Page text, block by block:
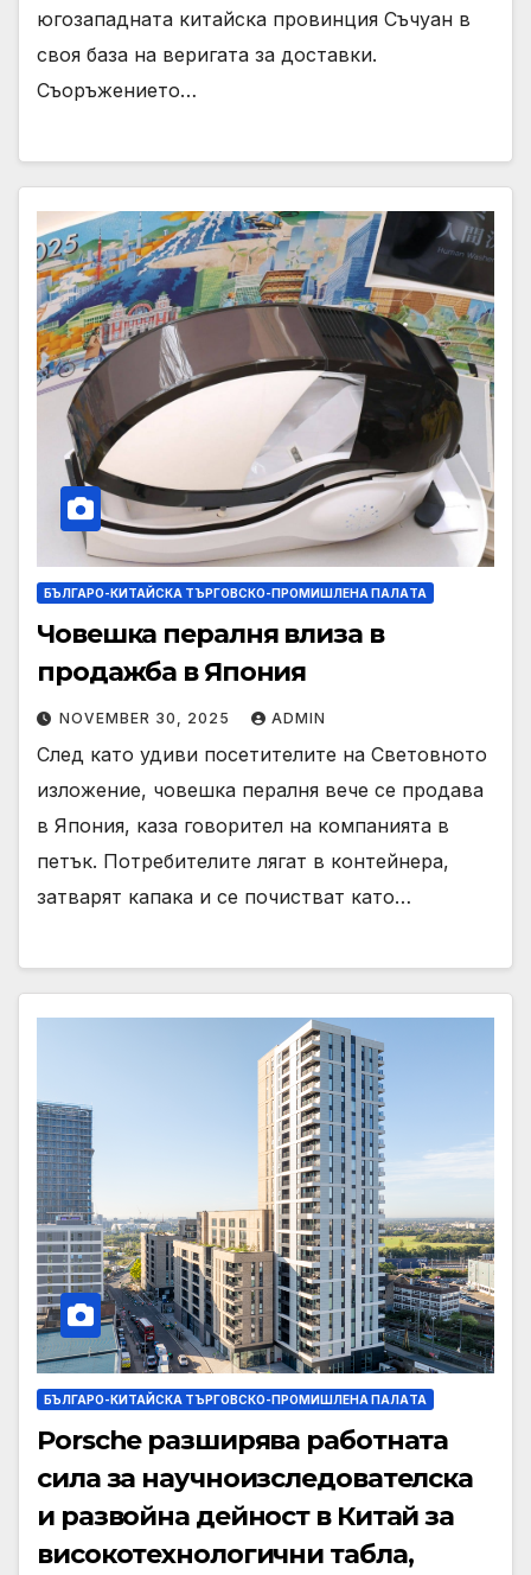
югозападната китайска провинция Съчуан в
своя база на веригата за доставки.
Съоръжението…
БЪЛГАРО-КИТАЙСКА ТЪРГОВСКО-ПРОМИШЛЕНА ПАЛAТА
Човешка пералня влиза в
продажба в Япония
NOVEMBER 30, 2025 ADMIN
След като удиви посетителите на Световното
изложение, човешка пералня вече се продава
в Япония, каза говорител на компанията в
петък. Потребителите лягат в контейнера,
затварят капака и се почистват като…
БЪЛГАРО-КИТАЙСКА ТЪРГОВСКО-ПРОМИШЛЕНА ПАЛAТА
Porsche разширява работната
сила за научноизследователска
и развойна дейност в Китай за
високотехнологични табла,